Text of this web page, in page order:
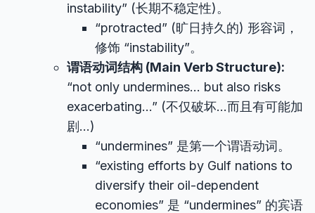
instability” (长期不稳定性)。
“protracted” (旷日持久的) 形容词，
修饰 “instability”。
谓语动词结构 (Main Verb Structure):
“not only undermines… but also risks
exacerbating…” (不仅破坏…而且有可能加
剧…)
“undermines” 是第一个谓语动词。
“existing efforts by Gulf nations to
diversify their oil-dependent
economies” 是 “undermines” 的宾语